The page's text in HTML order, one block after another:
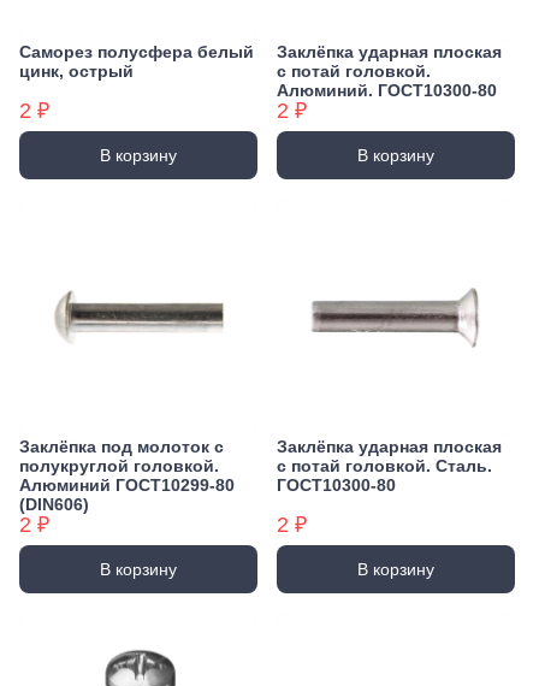
Саморез полусфера белый
цинк, острый
2 ₽
В корзину
Заклёпка ударная плоская
с потай головкой.
Алюминий. ГОСТ10300-80
2 ₽
В корзину
Заклёпка под молоток с
полукруглой головкой.
Алюминий ГОСТ10299-80
(DIN606)
2 ₽
В корзину
Заклёпка ударная плоская
с потай головкой. Сталь.
ГОСТ10300-80
2 ₽
В корзину